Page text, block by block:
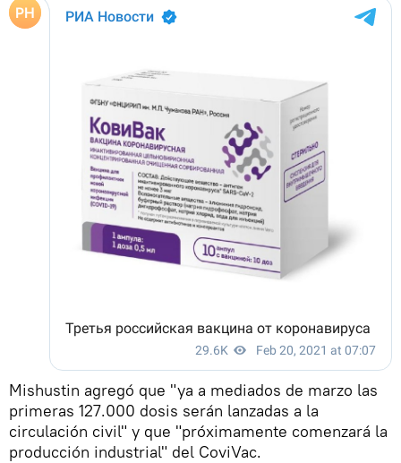
Mishustin agregó que "ya a mediados de marzo las
primeras 127.000 dosis serán lanzadas a la
circulación civil" y que "próximamente comenzará la
producción industrial" del CoviVac.